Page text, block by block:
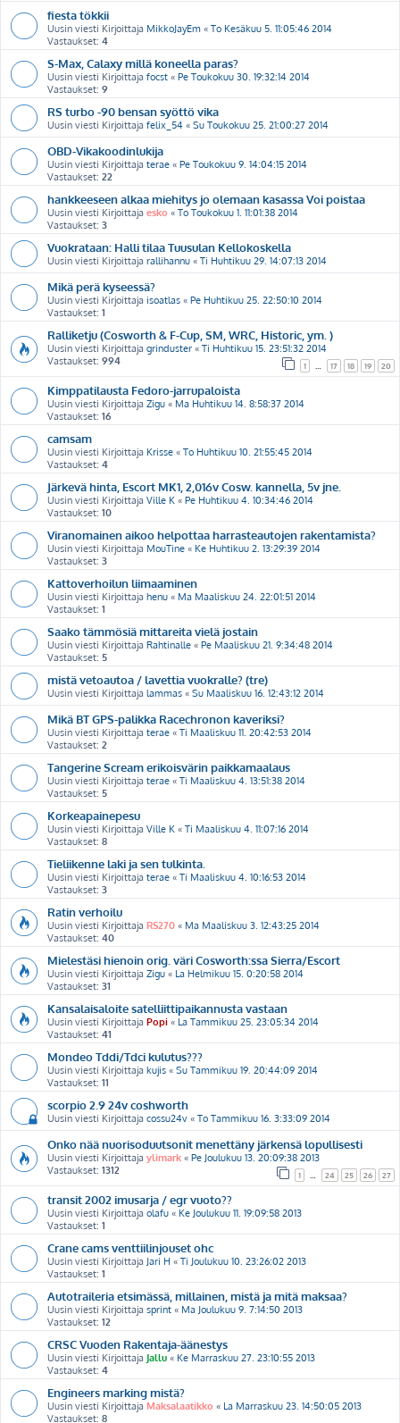
fiesta tökkii
Uusin viesti Kirjoittaja MikkoJayEm « To Kesäkuu 5. 11:05:46 2014
Vastaukset: 4
S-Max, Calaxy millä koneella paras?
Uusin viesti Kirjoittaja focst « Pe Toukokuu 30. 19:32:14 2014
Vastaukset: 9
RS turbo -90 bensan syöttö vika
Uusin viesti Kirjoittaja felix_54 « Su Toukokuu 25. 21:00:27 2014
OBD-Vikakoodinlukija
Uusin viesti Kirjoittaja terae « Pe Toukokuu 9. 14:04:15 2014
Vastaukset: 22
hankkeeseen alkaa miehitys jo olemaan kasassa Voi poistaa
Uusin viesti Kirjoittaja esko « To Toukokuu 1. 11:01:38 2014
Vastaukset: 3
Vuokrataan: Halli tilaa Tuusulan Kellokoskella
Uusin viesti Kirjoittaja rallihannu « Ti Huhtikuu 29. 14:07:13 2014
Mikä perä kyseessä?
Uusin viesti Kirjoittaja isoatlas « Pe Huhtikuu 25. 22:50:10 2014
Vastaukset: 1
Ralliketju (Cosworth & F-Cup, SM, WRC, Historic, ym. )
Uusin viesti Kirjoittaja grinduster « Ti Huhtikuu 15. 23:51:32 2014
Vastaukset: 994 1 17 18 19 20
Kimppatilausta Fedoro-jarrupaloista
Uusin viesti Kirjoittaja Zigu « Ma Huhtikuu 14. 8:58:37 2014
Vastaukset: 16
camsam
Uusin viesti Kirjoittaja Krisse « To Huhtikuu 10. 21:55:45 2014
Vastaukset: 4
Järkevä hinta, Escort MK1, 2,016v Cosw. kannella, 5v jne.
Uusin viesti Kirjoittaja Ville K « Pe Huhtikuu 4. 10:34:46 2014
Vastaukset: 10
Viranomainen aikoo helpottaa harrasteautojen rakentamista?
Uusin viesti Kirjoittaja MouTine « Ke Huhtikuu 2. 13:29:39 2014
Vastaukset: 3
Kattoverhoilun liimaaminen
Uusin viesti Kirjoittaja henu « Ma Maaliskuu 24. 22:01:51 2014
Vastaukset: 1
Saako tämmösiä mittareita vielä jostain
Uusin viesti Kirjoittaja Rahtinalle « Pe Maaliskuu 21. 9:34:48 2014
Vastaukset: 5
mistä vetoautoa / lavettia vuokralle? (tre)
Uusin viesti Kirjoittaja lammas « Su Maaliskuu 16. 12:43:12 2014
Mikä BT GPS-palikka Racechronon kaveriksi?
Uusin viesti Kirjoittaja terae « Ti Maaliskuu 11. 20:42:53 2014
Vastaukset: 2
Tangerine Scream erikoisvärin paikkamaalaus
Uusin viesti Kirjoittaja terae « Ti Maaliskuu 4. 13:51:38 2014
Vastaukset: 5
Korkeapainepesu
Uusin viesti Kirjoittaja Ville K « Ti Maaliskuu 4. 11:07:16 2014
Vastaukset: 8
Tieliikenne laki ja sen tulkinta.
Uusin viesti Kirjoittaja terae « Ti Maaliskuu 4. 10:16:53 2014
Vastaukset: 3
Ratin verhoilu
Uusin viesti Kirjoittaja RS270 « Ma Maaliskuu 3. 12:43:25 2014
Vastaukset: 40
Mielestäsi hienoin orig. väri Cosworth:ssa Sierra/Escort
Uusin viesti Kirjoittaja Zigu « La Helmikuu 15. 0:20:58 2014
Vastaukset: 31
Kansalaisaloite satelliittipaikannusta vastaan
Uusin viesti Kirjoittaja Popi « La Tammikuu 25. 23:05:34 2014
Vastaukset: 41
Mondeo Tddi/Tdci kulutus???
Uusin viesti Kirjoittaja kujis « Su Tammikuu 19. 20:44:09 2014
Vastaukset: 11
scorpio 2.9 24v coshworth
Uusin viesti Kirjoittaja cossu24v « To Tammikuu 16. 3:33:09 2014
Onko nää nuorisoduutsonit menettäny järkensä lopullisesti
Uusin viesti Kirjoittaja ylimark « Pe Joulukuu 13. 20:09:38 2013
Vastaukset: 1312 1 24 25 26 27
transit 2002 imusarja / egr vuoto??
Uusin viesti Kirjoittaja olafu « Ke Joulukuu 11. 19:09:58 2013
Vastaukset: 1
Crane cams venttiilinjouset ohc
Uusin viesti Kirjoittaja Jari H « Ti Joulukuu 10. 23:26:02 2013
Vastaukset: 1
Autotraileria etsimässä, millainen, mistä ja mitä maksaa?
Uusin viesti Kirjoittaja sprint « Ma Joulukuu 9. 7:14:50 2013
Vastaukset: 12
CRSC Vuoden Rakentaja-äänestys
Uusin viesti Kirjoittaja Jallu « Ke Marraskuu 27. 23:10:55 2013
Vastaukset: 4
Engineers marking mistä?
Uusin viesti Kirjoittaja Maksalaatikko « La Marraskuu 23. 14:50:05 2013
Vastaukset: 8